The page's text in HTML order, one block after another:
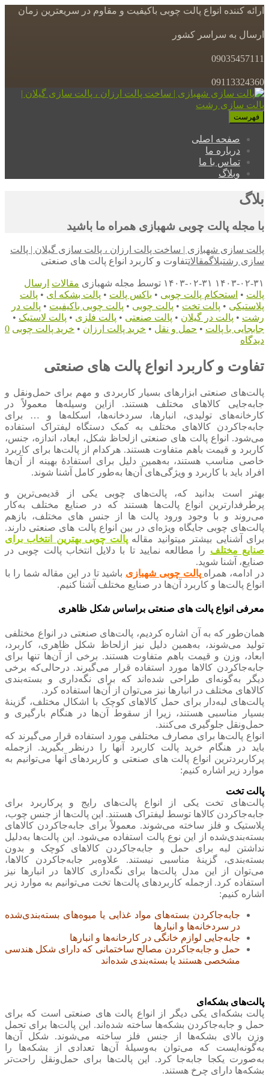
ارائه کننده انواع پالت چوبی باکیفیت و مقاوم در سریعترین زمان
ارسال به سراسر کشور
09035457111
09113324360
فهرست
صفحه اصلی
درباره ما
تماس با ما
وبلاگ
بلاگ
با مجله پالت چوبی شهبازی همراه ما باشید
پالت سازی شهبازی | ساخت پالت ارزان ، پالت سازی گیلان | پالت
سازی رشتبلاگمقالاتتفاوت و کاربرد انواع پالت‌ های صنعتی
۱۴۰۳-۰۲-۳۱ ۱۴۰۳-۰۲-۳۱ توسط مجله شهبازی مقالات ارسال
پالت • استحکام پالت چوبی • باکس پالت • پالت بشکه ای • پالت
پلاستیکی • پالت تخت • پالت چوبی • پالت چوبی باکیفیت • پالت در
رشت • پالت در گیلان • پالت صنعتی • پالت فلزی • پالت لاستیک •
جابجایی با پالت • حمل و نقل • خرید پالت ارزان • خرید پالت چوبی 0
دیدگاه
تفاوت و کاربرد انواع پالت‌ های صنعتی
پالت‌های صنعتی ابزارهای بسیار کاربردی و مهم برای حمل‌ونقل و
جابه‌جایی کالاهای مختلف هستند. ازاین وسیله‌ها معمولاً در
کارخانه‌های تولیدی، انبارها، سردخانه‌ها، اسکله‌ها و … برای
جابه‌جاکردن کالاهای مختلف به کمک دستگاه لیفتراک استفاده
می‌شود. انواع پالت‌ های صنعتی ازلحاظ شکل، ابعاد، اندازه، جنس،
کاربرد و قیمت باهم متفاوت هستند. هرکدام از پالت‌ها برای کاربرد
خاصی مناسب هستند، به‌همین دلیل برای استفادهٔ بهینه از آن‌ها
افراد باید با کاربرد و ویژگی‌های آن‌ها به‌طور کامل آشنا شوند.
بهتر است بدانید که، پالت‌های چوبی یکی از قدیمی‌ترین و
پرطرفدارترین انواع پالت‌ها هستند که در صنایع مختلف به‌کار
می‌روند و با وجود ورود پالت ها از جنس های مختلف، بازهم
پالت‌های چوبی جایگاه ویژه‌ای در بین انواع پالت‌ های صنعتی دارند.
برای آشنایی بیشتر میتوانید مقالهپالت چوبی بهترین انتخاب برای
صنایع مختلف را مطالعه نمایید تا با دلایل انتخاب پالت چوبی در
صنایع، آشنا شوید.
در ادامه، همراه پالت چوبی شهبازی باشید تا در این مقاله شما را با
انواع پالت‌ها و کاربرد آن‌ها در صنایع مختلف آشنا کنیم.
معرفی انواع پالت‌ های صنعتی براساس شکل ظاهری
همان‌طور که به آن اشاره کردیم، پالت‌های صنعتی در انواع مختلفی
تولید می‌شوند، به‌همین دلیل نیز ازلحاظ شکل ظاهری، کاربرد،
ابعاد، وزن و قیمت باهم متفاوت هستند. برخی از آن‌ها تنها برای
جابه‌جاکردن کالاها مورد استفاده قرار می‌گیرند. درحالی‌که برخی
دیگر به‌گونه‌ای طراحی شده‌اند که برای نگه‌داری و بسته‌بندی
کالاهای مختلف در انبارها نیز می‌توان از آن‌ها استفاده کرد.
پالت‌های لبه‌دار برای حمل کالاهای کوچک با اشکال مختلف، گزینهٔ
بسیار مناسبی هستند، زیرا از سقوط آن‌ها در هنگام بارگیری و
حمل‌ونقل جلوگیری می‌کنند.
انواع پالت‌ها برای مصارف مختلفی مورد استفاده قرار می‌گیرند که
باید در هنگام خرید پالت کاربرد آنها را درنظر بگیرید. ازجمله
پرکاربردترین انواع پالت‌ های صنعتی و کاربردهای آنها می‌توانیم به
موارد زیر اشاره کنیم:
پالت تخت
پالت‌های تخت یکی از انواع پالت‌های رایج و پرکاربرد برای
جابه‌جاکردن کالاها توسط لیفتراک هستند. این پالت‌ها از جنس چوب،
پلاستیک و فلز ساخته می‌شوند. معمولاً برای جابه‌جاکردن کالاهای
بسته‌بندی‌شده از این نوع پالت استفاده می‌شود. این پالت‌ها به‌دلیل
نداشتن لبه برای حمل و جابه‌جاکردن کالاهای کوچک و بدون
بسته‌بندی، گزینهٔ مناسبی نیستند. علاوه‌بر جابه‌جاکردن کالاها،
می‌توان از این مدل پالت‌ها برای نگه‌داری کالاها در انبارها نیز
استفاده کرد. ازجمله کاربردهای پالت‌ها تخت می‌توانیم به موارد زیر
اشاره کنیم:
جابه‌جاکردن بسته‌های مواد غذایی یا میوه‌های بسته‌بندی‌شده
در سردخانه‌ها و انبارها
جابه‌جایی لوازم خانگی در کارخانه‌ها و انبارها
حمل و جابه‌جاکردن مصالح ساختمانی که دارای شکل هندسی
مشخصی هستند یا بسته‌بندی‌ شده‌اند
پالت‌های بشکه‌ای
پالت بشکه‌ای یکی دیگر از انواع پالت‌ های صنعتی است که برای
حمل و جابه‌جاکردن بشکه‌ها ساخته شده‌اند. این پالت‌ها برای تحمل
وزن بالای بشکه‌ها از جنس فلز ساخته می‌شوند. شکل آن‌ها
به‌گونه‌ایست که می‌توان به‌وسیلهٔ آن‌ها تعدادی از بشکه‌ها را
به‌صورت یکجا جابه‌جا کرد. این پالت‌ها برای حمل‌ونقل راحت‌تر
بشکه‌ها دارای چرخ هستند.